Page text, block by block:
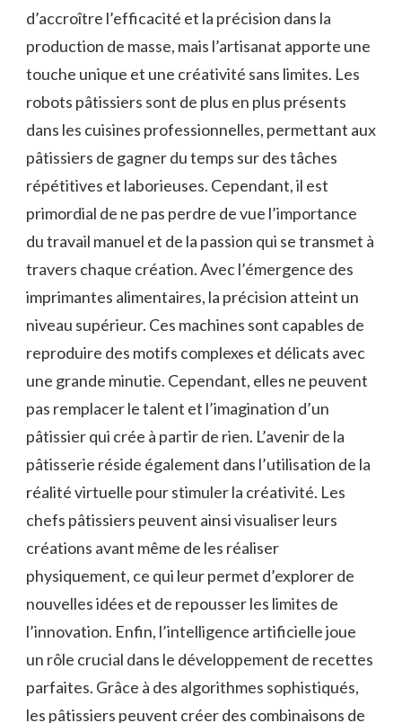
d’accroître l’efficacité et la précision dans la
production de masse, mais l’artisanat apporte une
touche unique et une créativité sans limites. Les
robots pâtissiers sont de plus en plus présents
dans les cuisines professionnelles, permettant aux
pâtissiers de gagner du temps sur des tâches
répétitives et laborieuses. Cependant, il est
primordial de ne pas perdre de vue l’importance
du travail manuel et de la passion qui se transmet à
travers chaque création. Avec l’émergence des
imprimantes alimentaires, la précision atteint un
niveau supérieur. Ces machines sont capables de
reproduire des motifs complexes et délicats avec
une grande minutie. Cependant, elles ne peuvent
pas remplacer le talent et l’imagination d’un
pâtissier qui crée à partir de rien. L’avenir de la
pâtisserie réside également dans l’utilisation de la
réalité virtuelle pour stimuler la créativité. Les
chefs pâtissiers peuvent ainsi visualiser leurs
créations avant même de les réaliser
physiquement, ce qui leur permet d’explorer de
nouvelles idées et de repousser les limites de
l’innovation. Enfin, l’intelligence artificielle joue
un rôle crucial dans le développement de recettes
parfaites. Grâce à des algorithmes sophistiqués,
les pâtissiers peuvent créer des combinaisons de